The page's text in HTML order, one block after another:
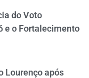
do Voto
e o Fortalecimento
Lourenço após